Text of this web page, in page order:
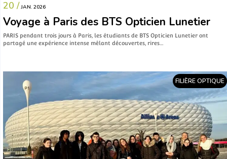
20 / JAN. 2026
Voyage à Paris des BTS Opticien Lunetier
PARIS pendant trois jours à Paris, les étudiants de BTS Opticien Lunetier ont
partagé une expérience intense mêlant découvertes, rires…
FILIÈRE OPTIQUE